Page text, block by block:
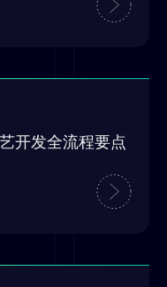
开发全流程要点